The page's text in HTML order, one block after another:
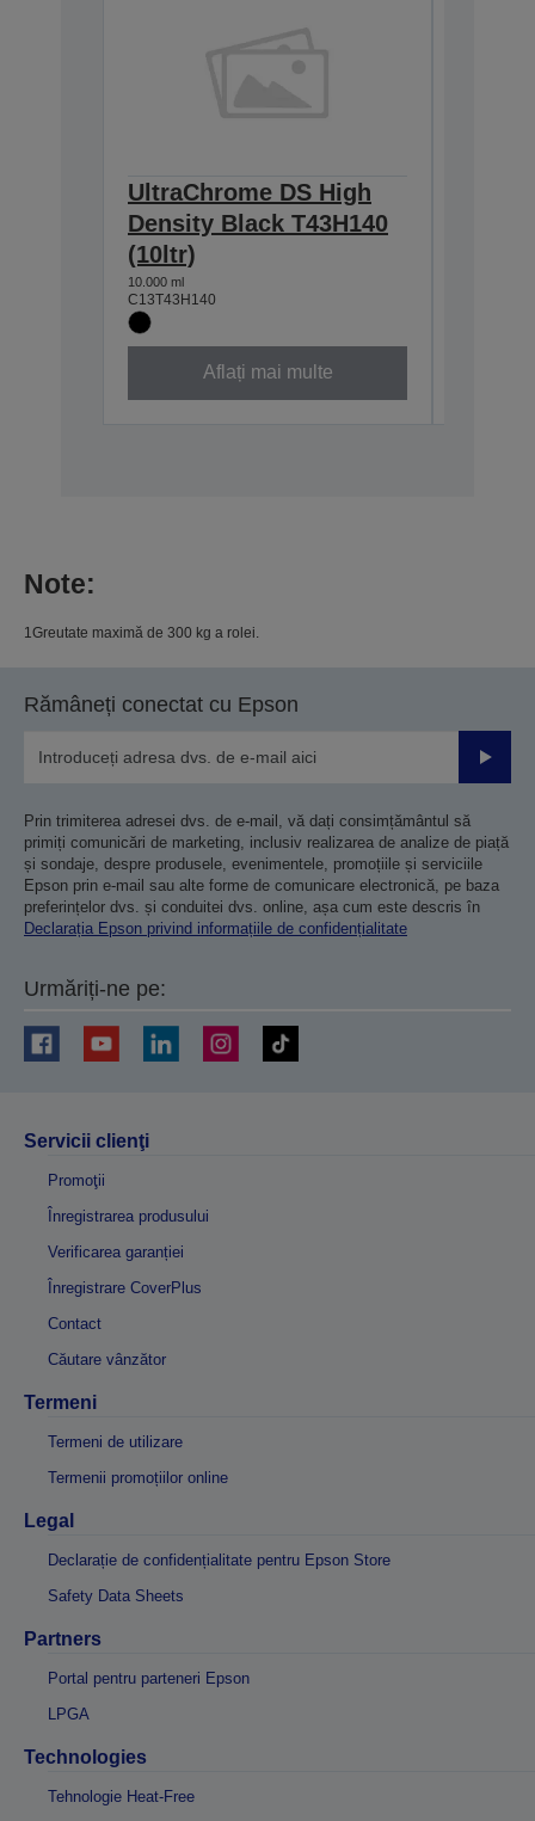
UltraChrome DS High
Density Black T43H140
(10ltr)
10.000 ml
C13T43H140
Aflați mai multe
Note:
1Greutate maximă de 300 kg a rolei.
Rămâneți conectat cu Epson
Prin trimiterea adresei dvs. de e-mail, vă dați consimțământul să
primiți comunicări de marketing, inclusiv realizarea de analize de piață
și sondaje, despre produsele, evenimentele, promoțiile și serviciile
Epson prin e-mail sau alte forme de comunicare electronică, pe baza
preferințelor dvs. și conduitei dvs. online, așa cum este descris în
Declarația Epson privind informațiile de confidențialitate
Urmăriți-ne pe:
Servicii clienţi
Promoţii
Înregistrarea produsului
Verificarea garanției
Înregistrare CoverPlus
Contact
Căutare vânzător
Termeni
Termeni de utilizare
Termenii promoțiilor online
Legal
Declarație de confidențialitate pentru Epson Store
Safety Data Sheets
Partners
Portal pentru parteneri Epson
LPGA
Technologies
Tehnologie Heat-Free